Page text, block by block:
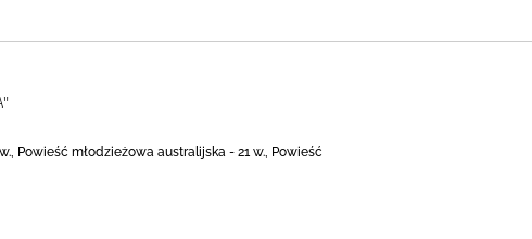
Powieść młodzieżowa australijska - 21 w., Powieść